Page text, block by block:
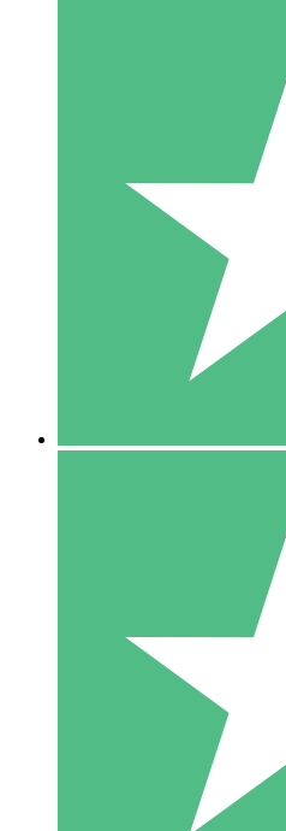
Pacotes de
Pague conforme o uso com
10
20